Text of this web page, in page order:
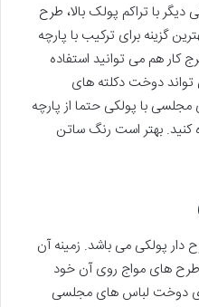
دیگر با تراکم پولک بالا، طرح
گزینه برای ترکیب با پارچه
کار هم می توانید استفاده
تواند دوخت دکلته های
با پولکی حتما از پارچه
کنید. بهتر است رنگ ساتن
پولکی می باشد. زمینه آن
های مواج روی آن خود
دوخت لباس های مجلسی